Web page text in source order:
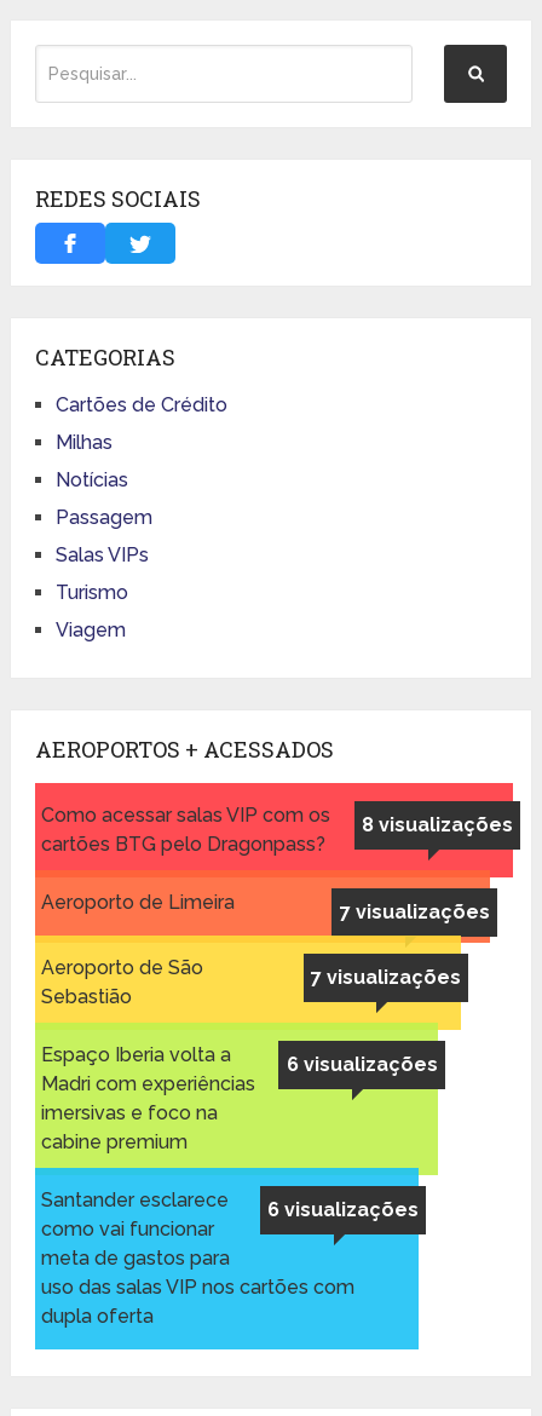
REDES SOCIAIS
CATEGORIAS
Cartões de Crédito
Milhas
Notícias
Passagem
Salas VIPs
Turismo
Viagem
AEROPORTOS + ACESSADOS
8 visualizações
Como acessar salas VIP com os
cartões BTG pelo Dragonpass?
7 visualizações
Aeroporto de Limeira
7 visualizações
Aeroporto de São
Sebastião
6 visualizações
Espaço Iberia volta a
Madri com experiências
imersivas e foco na
cabine premium
6 visualizações
Santander esclarece
como vai funcionar
meta de gastos para
uso das salas VIP nos cartões com
dupla oferta